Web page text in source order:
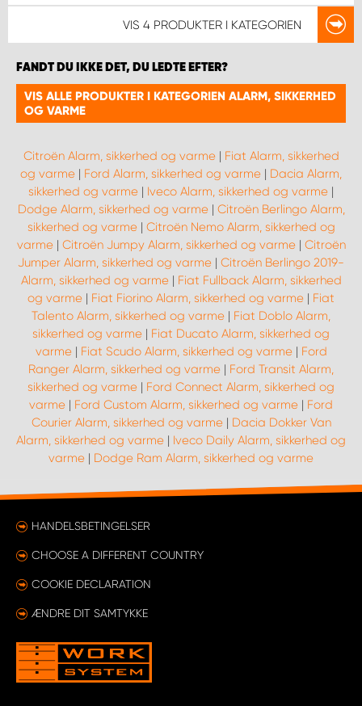
VIS 4 PRODUKTER I KATEGORIEN
FANDT DU IKKE DET, DU LEDTE EFTER?
VIS ALLE PRODUKTER I KATEGORIEN ALARM, SIKKERHED
OG VARME
Citroën Alarm, sikkerhed og varme| Fiat Alarm, sikkerhed
og varme | Ford Alarm, sikkerhed og varme | Dacia Alarm,
sikkerhed og varme | Iveco Alarm, sikkerhed og varme |
Dodge Alarm, sikkerhed og varme| Citroën Berlingo Alarm,
sikkerhed og varme| Citroën Nemo Alarm, sikkerhed og
varme| Citroën Jumpy Alarm, sikkerhed og varme| Citroën
Jumper Alarm, sikkerhed og varme | Citroën Berlingo 2019-
Alarm, sikkerhed og varme| Fiat Fullback Alarm, sikkerhed
og varme | Fiat Fiorino Alarm, sikkerhed og varme | Fiat
Talento Alarm, sikkerhed og varme | Fiat Doblo Alarm,
sikkerhed og varme | Fiat Ducato Alarm, sikkerhed og
varme| Fiat Scudo Alarm, sikkerhed og varme| Ford
Ranger Alarm, sikkerhed og varme | Ford Transit Alarm,
sikkerhed og varme | Ford Connect Alarm, sikkerhed og
varme | Ford Custom Alarm, sikkerhed og varme | Ford
Courier Alarm, sikkerhed og varme| Dacia Dokker Van
Alarm, sikkerhed og varme | Iveco Daily Alarm, sikkerhed og
varme | Dodge Ram Alarm, sikkerhed og varme
HANDELSBETINGELSER
CHOOSE A DIFFERENT COUNTRY
COOKIE DECLARATION
ÆNDRE DIT SAMTYKKE